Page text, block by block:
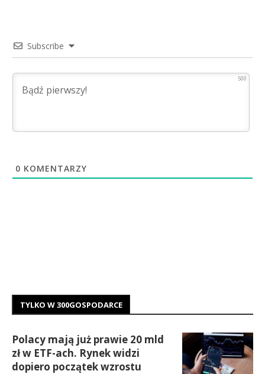
Subscribe
500
0 KOMENTARZY
TYLKO W 300GOSPODARCE
Polacy mają już prawie 20 mld
zł w ETF-ach. Rynek widzi
dopiero początek wzrostu